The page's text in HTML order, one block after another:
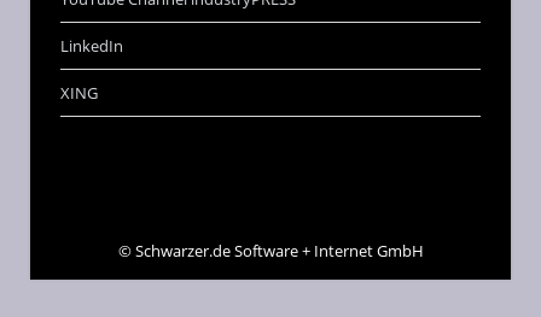
LinkedIn
XING
©Schwarzer.de Software + Internet GmbH